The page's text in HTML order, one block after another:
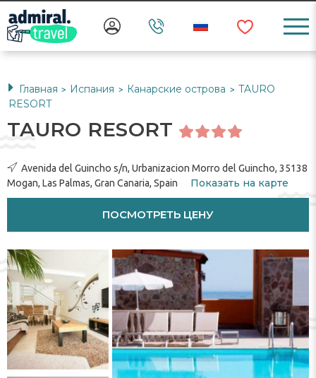
Главная > Испания > Канарские острова > TAURO
RESORT
TAURO RESORT
Avenida del Guincho s/n, Urbanizacion Morro del Guincho, 35138
Mogan, Las Palmas, Gran Canaria, Spain
Показать на карте
ПОСМОТРЕТЬ ЦЕНУ